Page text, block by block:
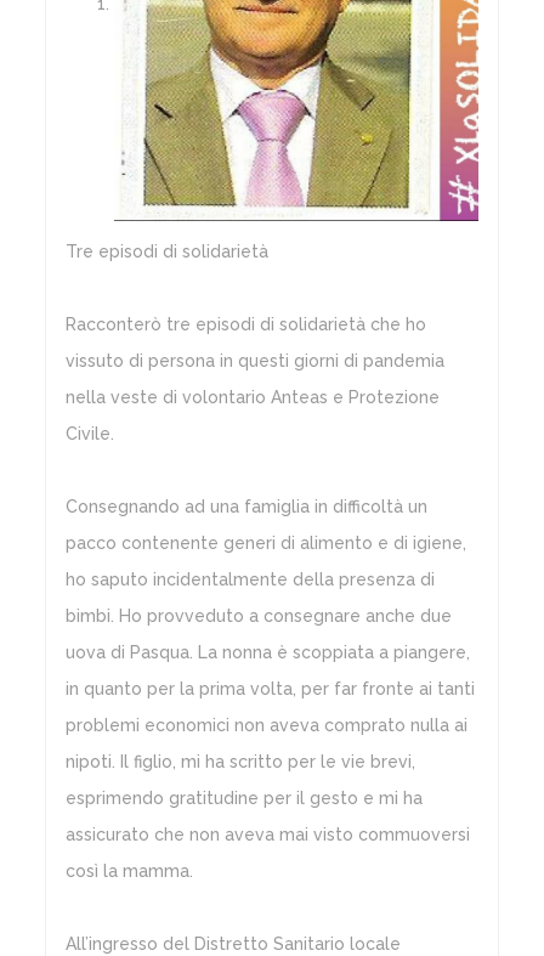
Tre episodi di solidarietà
Racconterò tre episodi di solidarietà che ho
vissuto di persona in questi giorni di pandemia
nella veste di volontario Anteas e Protezione
Civile.
Consegnando ad una famiglia in difficoltà un
pacco contenente generi di alimento e di igiene,
ho saputo incidentalmente della presenza di
bimbi. Ho provveduto a consegnare anche due
uova di Pasqua. La nonna è scoppiata a piangere,
in quanto per la prima volta, per far fronte ai tanti
problemi economici non aveva comprato nulla ai
nipoti. Il figlio, mi ha scritto per le vie brevi,
esprimendo gratitudine per il gesto e mi ha
assicurato che non aveva mai visto commuoversi
così la mamma.
All’ingresso del Distretto Sanitario locale